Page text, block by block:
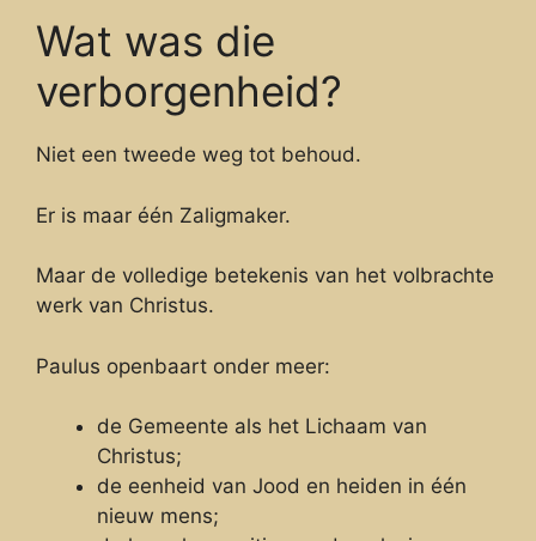
Wat was die
verborgenheid?
Niet een tweede weg tot behoud.
Er is maar één Zaligmaker.
Maar de volledige betekenis van het volbrachte
werk van Christus.
Paulus openbaart onder meer:
de Gemeente als het Lichaam van
Christus;
de eenheid van Jood en heiden in één
nieuw mens;